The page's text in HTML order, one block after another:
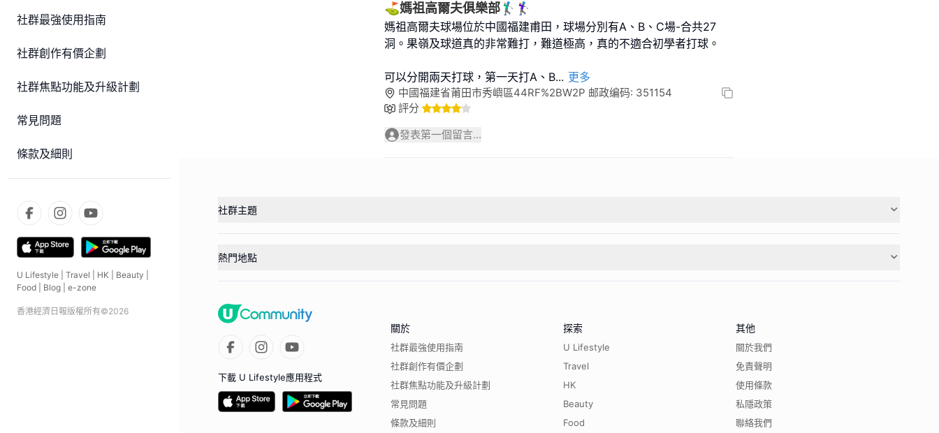
社群最強使用指南
社群創作有價企劃
社群焦點功能及升級計劃
常見問題
條款及細則
U Lifestyle Travel HK Beauty
Food
Blog e-zone
香港經濟日報版權所有©2026
⛳️媽祖高爾夫俱樂部🏌‍♂️🏌‍♀️
媽祖高爾夫球場位於中國福建甫田，球場分別有A、B、C場-合共27
洞。果嶺及球道真的非常難打，難道極高，真的不適合初學者打球。
可以分開兩天打球，第一天打A、B... 更多
中國福建省莆田市秀嶼區44RF%2BW2P 邮政编码: 351154
評分
發表第一個留言...
社群主題
熱門地點
下載 U Lifestyle應用程式
關於
社群最強使用指南
社群創作有價企劃
社群焦點功能及升級計劃
常見問題
條款及細則
探索
U Lifestyle
Travel
HK
Beauty
Food
其他
關於我們
免責聲明
使用條款
私隱政策
聯絡我們